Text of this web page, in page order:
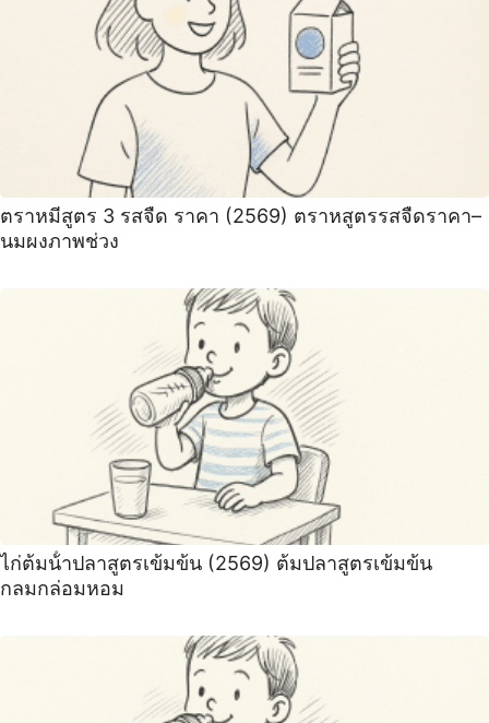
ตราหมีสูตร 3 รสจืด ราคา (2569) ตราหสูตรรสจืดราคา–
นมผงภาพช่วง
ไก่ต้มน้ําปลาสูตรเข้มข้น (2569) ต้มปลาสูตรเข้มข้น
กลมกล่อมหอม